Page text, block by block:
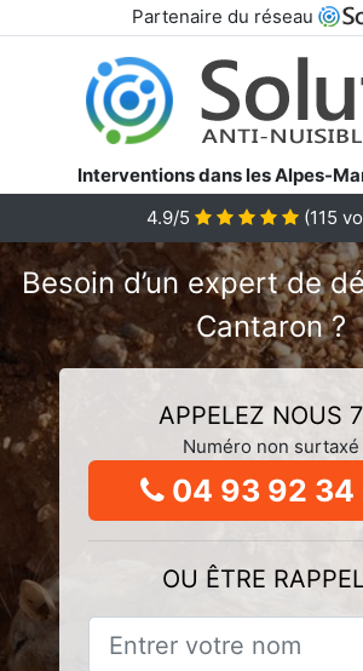
Partenaire du réseau
Interventions dans les Alpes-
4.9/5
(115
Besoin d’un expert de
Cantaron ?
APPELEZ NOUS
Numéro non surtaxé
04 93 92 34
OU ÊTRE